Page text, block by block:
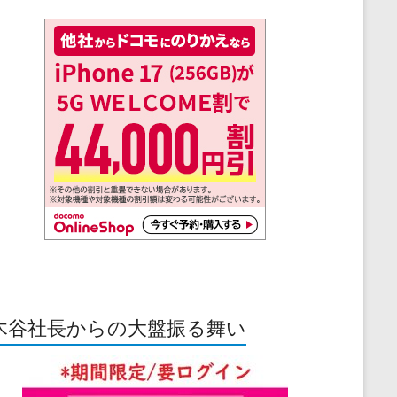
谷社長からの大盤振る舞い